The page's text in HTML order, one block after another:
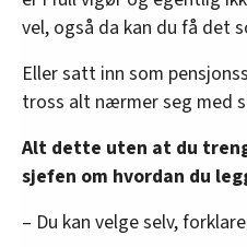
vel, også da kan du få det
Eller satt inn som
tross alt nærmer seg med
Alt dette uten at du
sjefen om hvordan du
– Du kan velge selv,